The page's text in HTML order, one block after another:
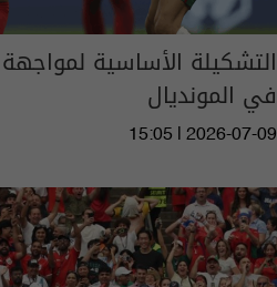
التشكيلة الأساسية
في المونديال
15:05 | 2026-07-09